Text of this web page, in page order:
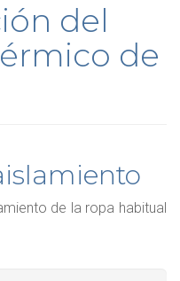
del
de
de la ropa habitual